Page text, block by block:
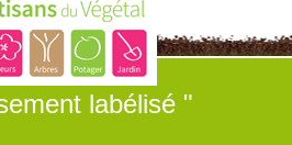
labélisé "